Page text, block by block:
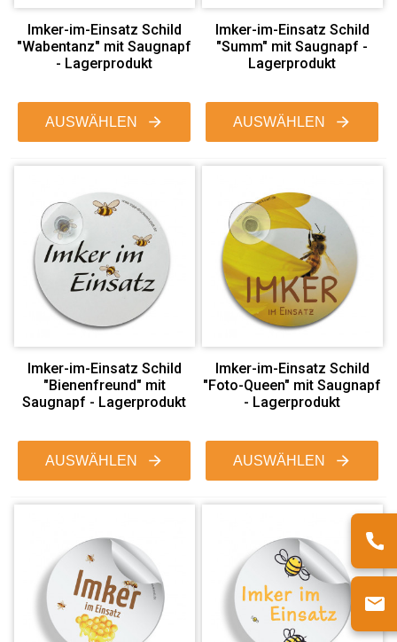
Imker-im-Einsatz Schild
"Wabentanz" mit Saugnapf
- Lagerprodukt
AUSWÄHLEN
Imker-im-Einsatz Schild
"Summ" mit Saugnapf -
Lagerprodukt
AUSWÄHLEN
Imker-im-Einsatz Schild
"Bienenfreund" mit
Saugnapf - Lagerprodukt
AUSWÄHLEN
Imker-im-Einsatz Schild
"Foto-Queen" mit Saugnapf
- Lagerprodukt
AUSWÄHLEN